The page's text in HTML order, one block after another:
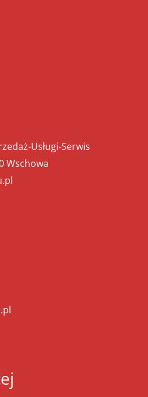
Usługi-Serwis
Wschowa